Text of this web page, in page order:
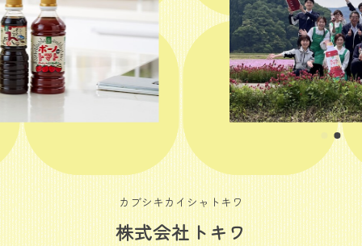
カブシキカイシャトキワ
株式会社トキワ